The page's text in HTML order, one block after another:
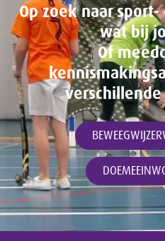
Op zoek naar
wat bij
Of
verschillende